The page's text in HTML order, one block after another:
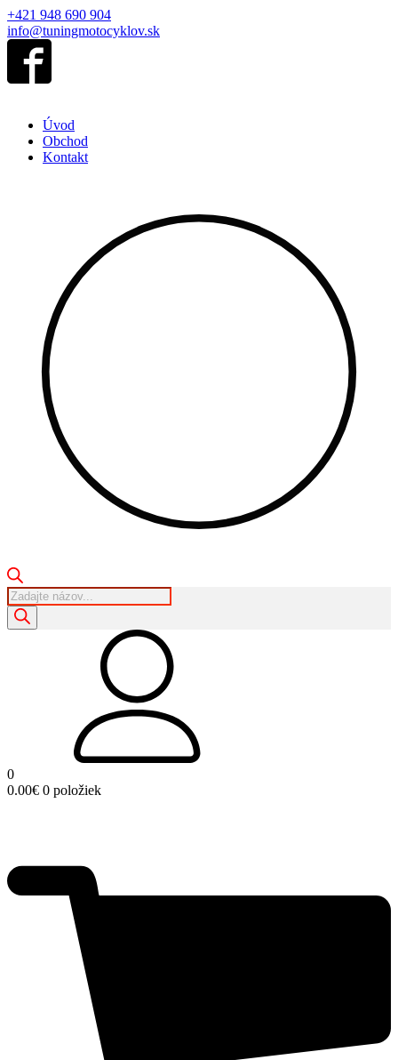
+421 948 690 904
info@tuningmotocyklov.sk
Úvod
Obchod
Kontakt
Products
search
0
0.00€ 0 položiek